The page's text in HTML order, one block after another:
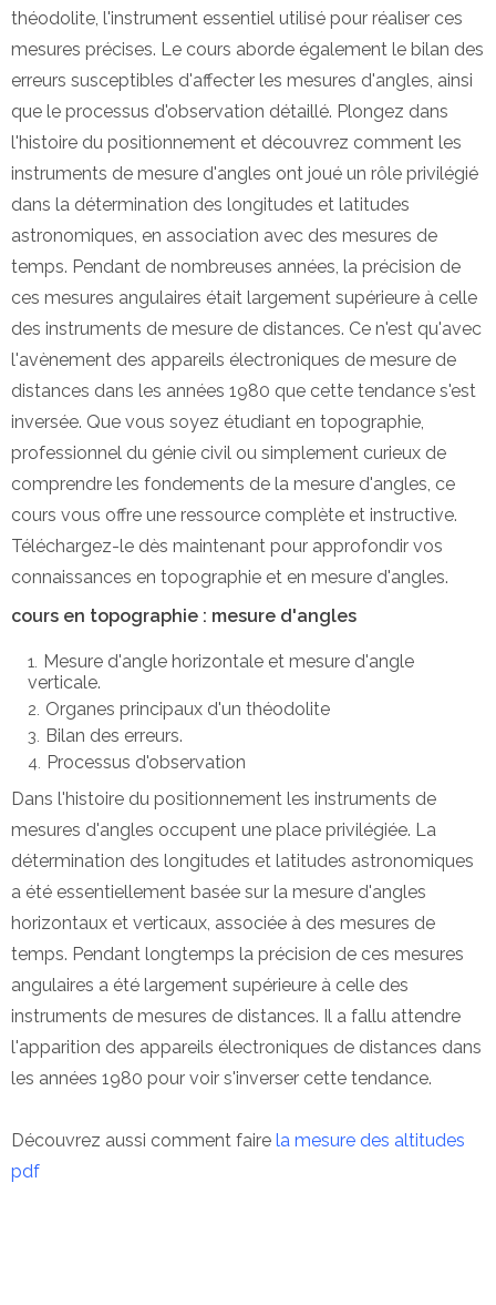
théodolite, l'instrument essentiel utilisé pour réaliser ces
mesures précises. Le cours aborde également le bilan des
erreurs susceptibles d'affecter les mesures d'angles, ainsi
que le processus d'observation détaillé. Plongez dans
l'histoire du positionnement et découvrez comment les
instruments de mesure d'angles ont joué un rôle privilégié
dans la détermination des longitudes et latitudes
astronomiques, en association avec des mesures de
temps. Pendant de nombreuses années, la précision de
ces mesures angulaires était largement supérieure à celle
des instruments de mesure de distances. Ce n'est qu'avec
l'avènement des appareils électroniques de mesure de
distances dans les années 1980 que cette tendance s'est
inversée. Que vous soyez étudiant en topographie,
professionnel du génie civil ou simplement curieux de
comprendre les fondements de la mesure d'angles, ce
cours vous offre une ressource complète et instructive.
Téléchargez-le dès maintenant pour approfondir vos
connaissances en topographie et en mesure d'angles.
cours en topographie : mesure d'angles
Mesure d'angle horizontale et mesure d'angle
verticale.
Organes principaux d'un théodolite
Bilan des erreurs.
Processus d'observation
Dans l'histoire du positionnement les instruments de
mesures d'angles occupent une place privilégiée. La
détermination des longitudes et latitudes astronomiques
a été essentiellement basée sur la mesure d'angles
horizontaux et verticaux, associée à des mesures de
temps. Pendant longtemps la précision de ces mesures
angulaires a été largement supérieure à celle des
instruments de mesures de distances. Il a fallu attendre
l'apparition des appareils électroniques de distances dans
les années 1980 pour voir s'inverser cette tendance.
Découvrez aussi comment faire la mesure des altitudes
pdf